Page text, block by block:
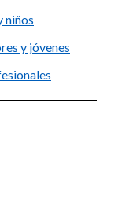
niños
y jóvenes